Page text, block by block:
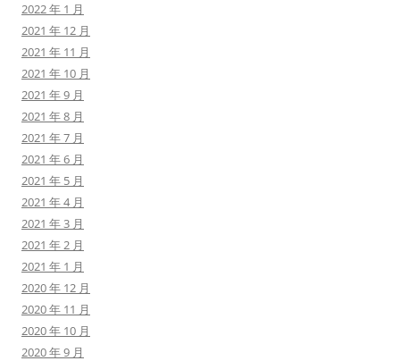
2022 年 1 月
2021 年 12 月
2021 年 11 月
2021 年 10 月
2021 年 9 月
2021 年 8 月
2021 年 7 月
2021 年 6 月
2021 年 5 月
2021 年 4 月
2021 年 3 月
2021 年 2 月
2021 年 1 月
2020 年 12 月
2020 年 11 月
2020 年 10 月
2020 年 9 月